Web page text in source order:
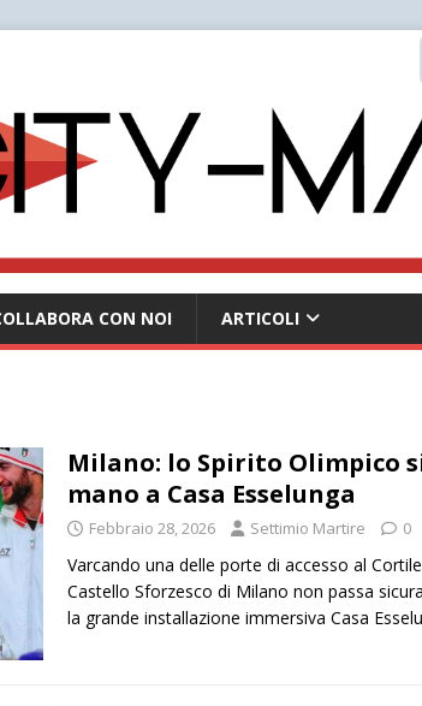
CON NOI ARTICOLI
Milano: lo Spirito Olimpico
mano a Casa Esselunga
Febbraio 28, 2026 Settimio Martire 0
Varcando una delle porte di accesso al
Castello Sforzesco di Milano non passa
la grande installazione immersiva Casa